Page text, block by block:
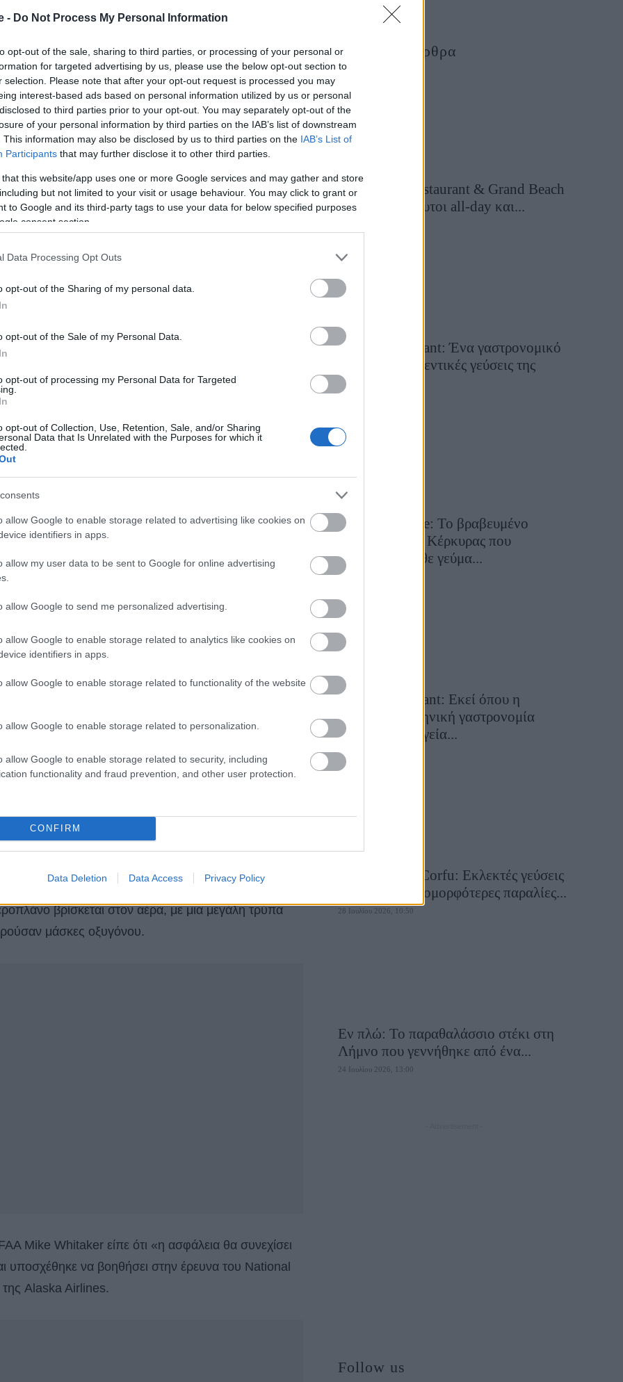
- Do Not Process My Personal Information
opt-out of the sale, sharing to third parties, or processing of your personal or
for targeted advertising by us, please use the below opt-out section to
selection. Please note that after your opt-out request is processed you may
interest-based ads based on personal information utilized by us or personal
to third parties prior to your opt-out. You may separately opt-out of the
of your personal information by third parties on the IAB’s list of downstream
This information may also be disclosed by us to third parties on the IAB’s List of
Participants that may further disclose it to other third parties.
that this website/app uses one or more Google services and may gather and store
but not limited to your visit or usage behaviour. You may click to grant or
to Google and its third-party tags to use your data for below specified purposes
consent section.
Data Processing Opt Outs
opt-out of the Sharing of my personal data.
opt-out of the Sale of my Personal Data.
opt-out of processing my Personal Data for Targeted
opt-out of Collection, Use, Retention, Sale, and/or Sharing
Data that Is Unrelated with the Purposes for which it
allow Google to enable storage related to advertising like cookies on
identifiers in apps.
allow my user data to be sent to Google for online advertising
allow Google to send me personalized advertising.
allow Google to enable storage related to analytics like cookies on
identifiers in apps.
allow Google to enable storage related to functionality of the website
allow Google to enable storage related to personalization.
allow Google to enable storage related to security, including
functionality and fraud prevention, and other user protection.
CONFIRM
Data Deletion Data Access Privacy Policy
μετά από περιστατικό σε πτήση της Alaska
-
καθηλώνει προσωρινά αεροσκάφη Boeing 737
τρύπησε κατά τη διάρκεια πτήσης της
Καλιφόρνια, προκαλώντας αναγκαστική
πλευρά του αεροπλάνου.
αεροπλάνων προτού επιστρέψουν στην πτήση – μια
παγκοσμίως, αν και η United και η Alaska Airlines
που χρησιμοποιούν τα αεροπλάνα Boeing 737 MAX 9.
τον στόλο της με 65 αεροσκάφη Boeing 737 MAX
αυτό που περιέγραψε η FAA ως «πρόβλημα
της Καλιφόρνια με 171 επιβάτες και έξι μέλη
αναγκαστική προσγείωση και επιστροφή στο
την πτήση φαίνεται να δείχνει μέρος της
βρίσκεται στον αέρα, με μια μεγάλη τρύπα
μάσκες οξυγόνου.
Mike Whitaker είπε ότι «η ασφάλεια θα συνεχίσει
να βοηθήσει στην έρευνα του National
της Alaska Airlines.
Τελευταία Άρθρα
Grand Asia Restaurant & Grand Beach
Club: Οι απόλυτοι all-day και...
Tsapis Restaurant: Ένα γαστρονομικό
ταξίδι στις αυθεντικές γεύσεις της
Σίφνου!
Toula’s Seaside: Το βραβευμένο
εστιατόριο της Κέρκυρας που
μετατρέπει κάθε γεύμα...
28 Ιουλίου 2026, 11:05
Cavos Restaurant: Εκεί όπου η
αυθεντική ελληνική γαστρονομία
συναντά τη μαγεία...
28 Ιουλίου 2026, 10:58
Aiolia Avlaki Corfu: Εκλεκτές γεύσεις
σε μία από τις ομορφότερες παραλίες...
28 Ιουλίου 2026, 10:50
Εν πλώ: Το παραθαλάσσιο στέκι στη
Λήμνο που γεννήθηκε από ένα...
24 Ιουλίου 2026, 13:00
Follow us